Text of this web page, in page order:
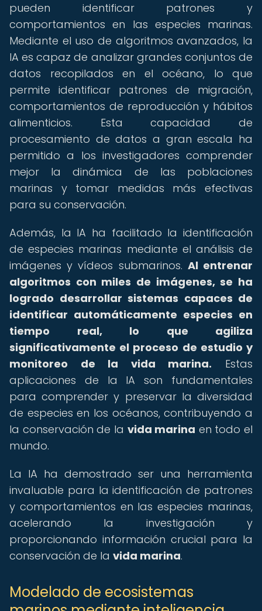
pueden identificar patrones y
comportamientos en las especies marinas.
Mediante el uso de algoritmos avanzados, la
IA es capaz de analizar grandes conjuntos de
datos recopilados en el océano, lo que
permite identificar patrones de migración,
comportamientos de reproducción y hábitos
alimenticios. Esta capacidad de
procesamiento de datos a gran escala ha
permitido a los investigadores comprender
mejor la dinámica de las poblaciones
marinas y tomar medidas más efectivas
para su conservación.
Además, la IA ha facilitado la identificación
de especies marinas mediante el análisis de
imágenes y vídeos submarinos. Al entrenar
algoritmos con miles de imágenes, se ha
logrado desarrollar sistemas capaces de
identificar automáticamente especies en
tiempo real, lo que agiliza
significativamente el proceso de estudio y
monitoreo de la vida marina. Estas
aplicaciones de la IA son fundamentales
para comprender y preservar la diversidad
de especies en los océanos, contribuyendo a
la conservación de la vida marina en todo el
mundo.
La IA ha demostrado ser una herramienta
invaluable para la identificación de patrones
y comportamientos en las especies marinas,
acelerando la investigación y
proporcionando información crucial para la
conservación de la vida marina.
Modelado de ecosistemas